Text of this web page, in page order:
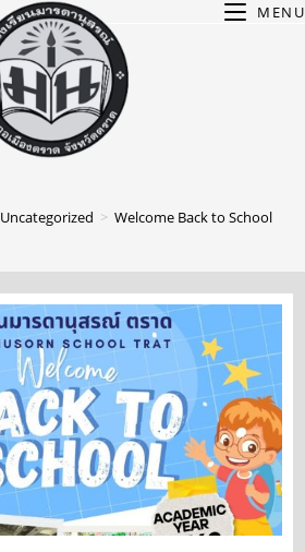
MENU
Uncategorized > Welcome Back to School